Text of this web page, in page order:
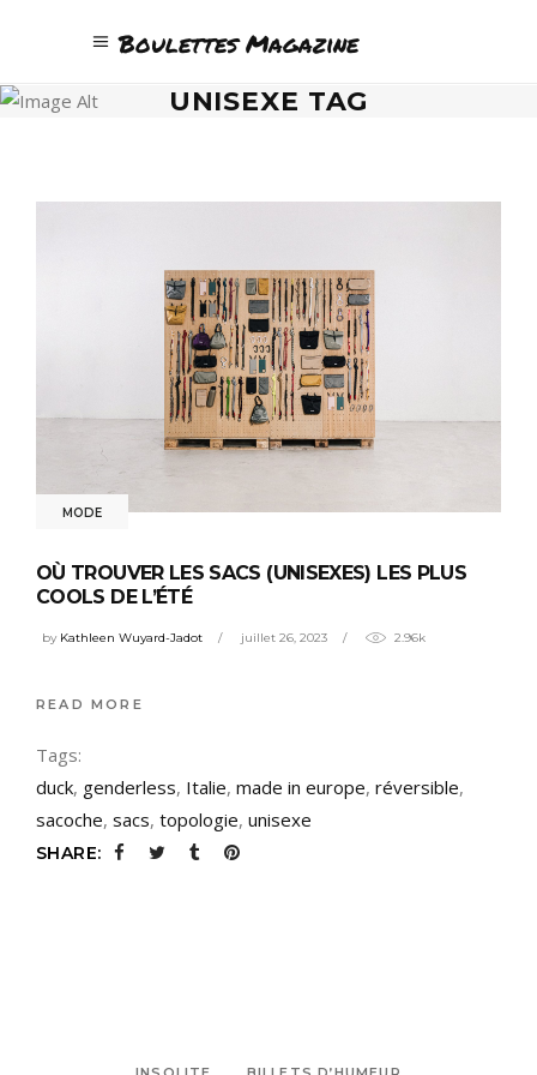
Boulettes Magazine
UNISEXE TAG
MODE
OÙ TROUVER LES SACS (UNISEXES) LES PLUS
COOLS DE L’ÉTÉ
by Kathleen Wuyard-Jadot juillet 26, 2023 2.96k
READ MORE
Tags:
duck, genderless, Italie, made in europe, réversible,
sacoche, sacs, topologie, unisexe
SHARE: